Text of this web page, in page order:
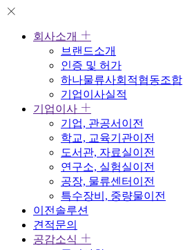
회사소개
브랜드소개
인증 및 허가
하나물류사회적협동조합
기업이사실적
기업이사
기업, 관공서이전
학교, 교육기관이전
도서관, 자료실이전
연구소, 실험실이전
공장, 물류센터이전
특수장비, 중량물이전
이전솔루션
견적문의
공감소식